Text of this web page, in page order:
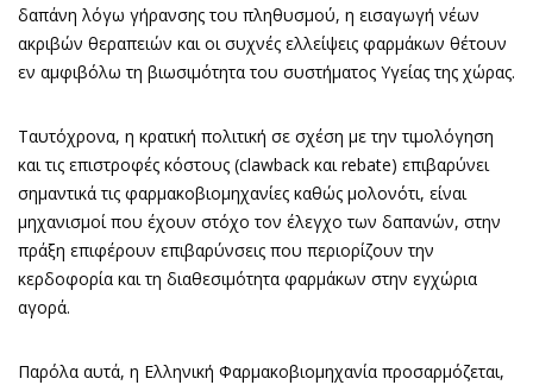
δαπάνη λόγω γήρανσης του πληθυσμού, η εισαγωγή νέων
ακριβών θεραπειών και οι συχνές ελλείψεις φαρμάκων θέτουν
εν αμφιβόλω τη βιωσιμότητα του συστήματος Υγείας της χώρας.
Ταυτόχρονα, η κρατική πολιτική σε σχέση με την τιμολόγηση
και τις επιστροφές κόστους (clawback και rebate) επιβαρύνει
σημαντικά τις φαρμακοβιομηχανίες καθώς μολονότι, είναι
μηχανισμοί που έχουν στόχο τον έλεγχο των δαπανών, στην
πράξη επιφέρουν επιβαρύνσεις που περιορίζουν την
κερδοφορία και τη διαθεσιμότητα φαρμάκων στην εγχώρια
αγορά.
Παρόλα αυτά, η Ελληνική Φαρμακοβιομηχανία προσαρμόζεται,